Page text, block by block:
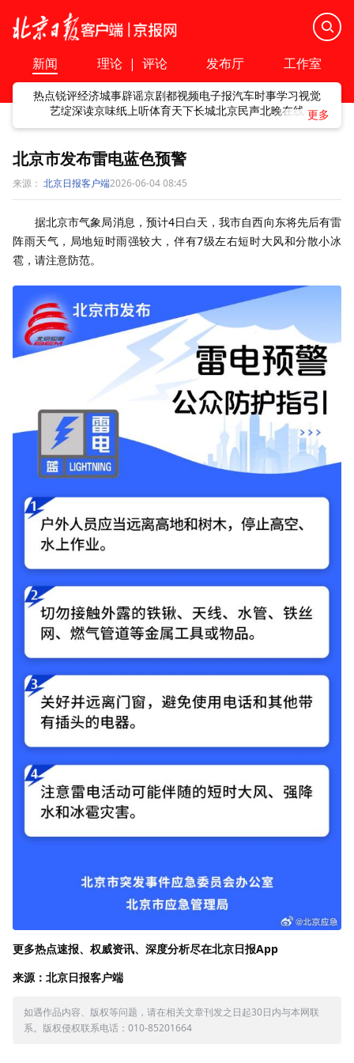
新闻 理论 | 评论 发布厅 工作室
热点锐评经济城事辟谣京剧都视频电子报汽车时事学习视觉
艺绽深读京味纸上听体育天下长城北京民声北晚在线
北京市发布雷电蓝色预警
来源： 北京日报客户端2026-06-04 08:45
据北京市气象局消息，预计4日白天，我市自西向东将先后有雷
阵雨天气，局地短时雨强较大，伴有7级左右短时大风和分散小冰
雹，请注意防范。
更多热点速报、权威资讯、深度分析尽在北京日报App
来源：北京日报客户端
如遇作品内容、版权等问题，请在相关文章刊发之日起30日内与本网联
系。版权侵权联系电话：010-85201664